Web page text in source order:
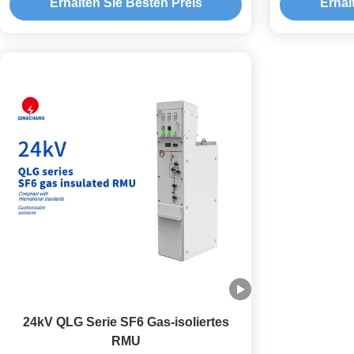
Erhalten Sie Besten Preis
24kV QLG Serie SF6 Gas-isoliertes
RMU